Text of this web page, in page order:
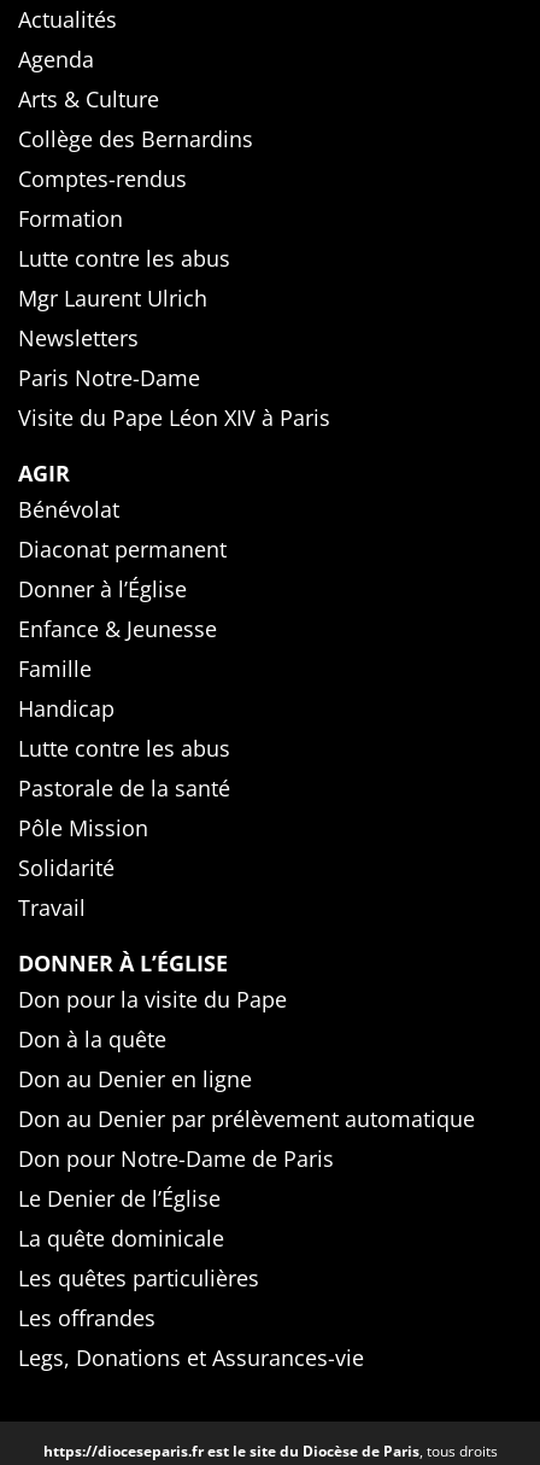
Actualités
Agenda
Arts & Culture
Collège des Bernardins
Comptes-rendus
Formation
Lutte contre les abus
Mgr Laurent Ulrich
Newsletters
Paris Notre-Dame
Visite du Pape Léon XIV à Paris
AGIR
Bénévolat
Diaconat permanent
Donner à l’Église
Enfance & Jeunesse
Famille
Handicap
Lutte contre les abus
Pastorale de la santé
Pôle Mission
Solidarité
Travail
DONNER À L’ÉGLISE
Don pour la visite du Pape
Don à la quête
Don au Denier en ligne
Don au Denier par prélèvement automatique
Don pour Notre-Dame de Paris
Le Denier de l’Église
La quête dominicale
Les quêtes particulières
Les offrandes
Legs, Donations et Assurances-vie
https://dioceseparis.frest le site du Diocèse de Paris, tous droits